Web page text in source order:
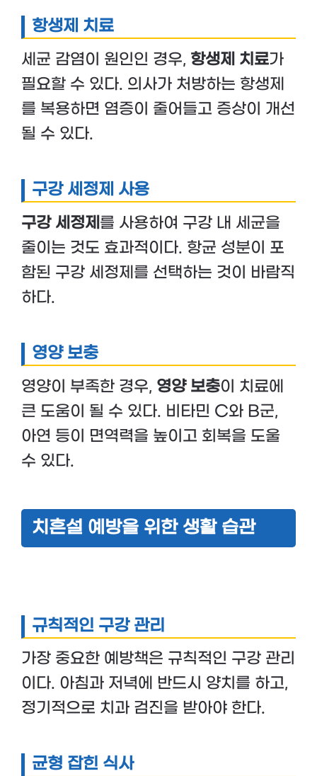
항생제 치료
세균 감염이 원인인 경우, 항생제 치료가
필요할 수 있다. 의사가 처방하는 항생제
를 복용하면 염증이 줄어들고 증상이 개선
될 수 있다.
구강 세정제 사용
구강 세정제 를 사용하여 구강 내 세균을
줄이는 것도 효과적이다. 항균 성분이 포
함된 구강 세정제를 선택하는 것이 바람직
하다.
영양 보충
영양이 부족한 경우, 영양 보충이 치료에
큰 도움이 될 수 있다. 비타민 C와 B군,
아연 등이 면역력을 높이고 회복을 도울
수 있다.
치흔설 예방을 위한 생활 습관
규칙적인 구강 관리
가장 중요한 예방책은 규칙적인 구강 관리
이다. 아침과 저녁에 반드시 양치를 하고,
정기적으로 치과 검진을 받아야 한다.
균형 잡힌 식사